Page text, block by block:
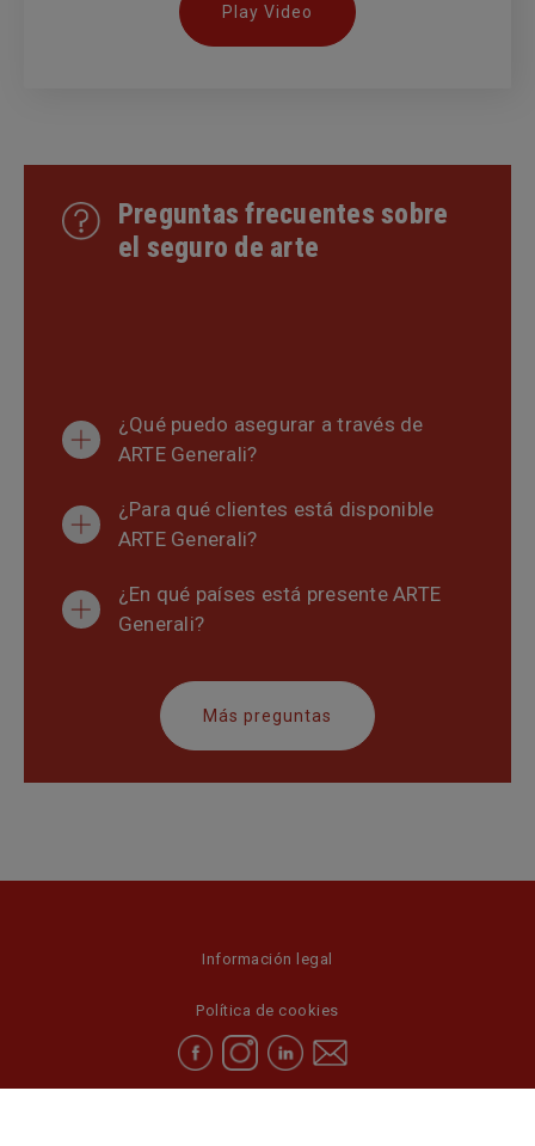
Play Video
Preguntas frecuentes sobre
el seguro de arte
¿Qué puedo asegurar a través de
ARTE Generali?
¿Para qué clientes está disponible
ARTE Generali?
¿En qué países está presente ARTE
Generali?
Más preguntas
Información legal
Política de cookies
Privacidad y RGPD